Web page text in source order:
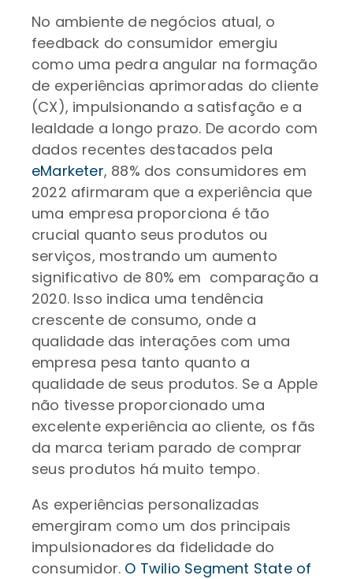
No ambiente de negócios atual, o
feedback do consumidor emergiu
como uma pedra angular na formação
de experiências aprimoradas do cliente
(CX), impulsionando a satisfação e a
lealdade a longo prazo. De acordo com
dados recentes destacados pela
eMarketer, 88% dos consumidores em
2022 afirmaram que a experiência que
uma empresa proporciona é tão
crucial quanto seus produtos ou
serviços, mostrando um aumento
significativo de 80% em comparação a
2020. Isso indica uma tendência
crescente de consumo, onde a
qualidade das interações com uma
empresa pesa tanto quanto a
qualidade de seus produtos. Se a Apple
não tivesse proporcionado uma
excelente experiência ao cliente, os fãs
da marca teriam parado de comprar
seus produtos há muito tempo.
As experiências personalizadas
emergiram como um dos principais
impulsionadores da fidelidade do
consumidor. O Twilio Segment State of